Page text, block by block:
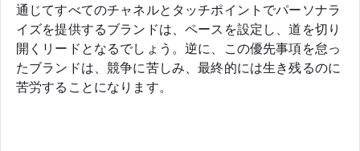
通じてすべてのチャネルとタッチポイントでパーソナラ
イズを提供するブランドは、ペースを設定し、道を切り
開くリードとなるでしょう。逆に、この優先事項を怠っ
たブランドは、競争に苦しみ、最終的には生き残るのに
苦労することになります。